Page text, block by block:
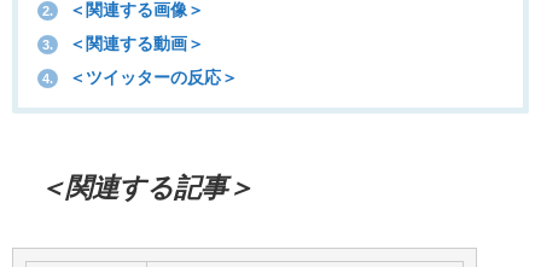
2. ＜関連する画像＞
3. ＜関連する動画＞
4. ＜ツイッターの反応＞
＜関連する記事＞